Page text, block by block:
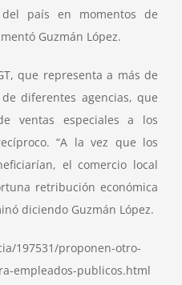
país en momentos de
Guzmán López.
que representa a más de
diferentes agencias, que
ventas especiales a los
“A la vez que los
el comercio local
retribución económica
diciendo Guzmán López.
197531/proponen-otro-
empleados-publicos.html